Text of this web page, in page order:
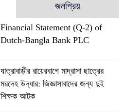
জনপ্রিয়
Financial Statement (Q-2) of
Dutch-Bangla Bank PLC
যাত্রাবাড়ীর রায়েরবাগে মাদ্রাসা ছাত্রের
মরদেহ উদ্ধার: জিজ্ঞাসাবাদের জন্য দুই
শিক্ষক আটক